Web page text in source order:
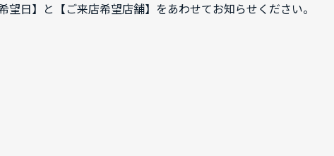
望日】と【ご来店希望店舗】をあわせてお知らせください。